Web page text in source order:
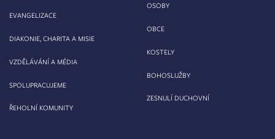
EVANGELIZACE
DIAKONIE, CHARITA A MISIE
VZDĚLÁVÁNÍ A MÉDIA
SPOLUPRACUJEME
ŘEHOLNÍ KOMUNITY
OSOBY
OBCE
KOSTELY
BOHOSLUŽBY
ZESNULÍ DUCHOVNÍ